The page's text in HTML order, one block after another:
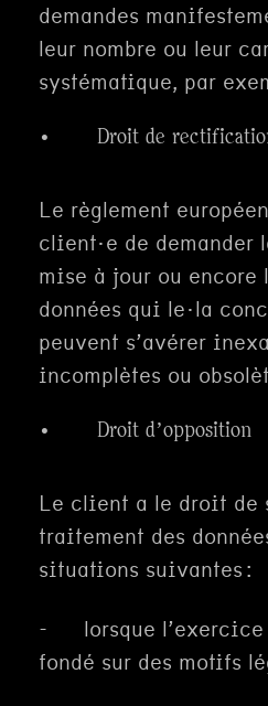
demandes
leur nombre ou leur
systématique, par
· Droit de rectification
Le règlement
client·e de
mise à jour ou encore
données qui le·la
peuvent s’avérer
incomplètes ou
· Droit d’opposition
Le client a le droit de
traitement des
situations suivantes :
- lorsque l’exercice
fondé sur des motifs